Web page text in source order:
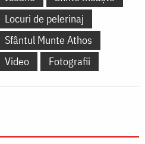
Locuri de pelerinaj
Sfântul Munte Athos
Video
Fotografii